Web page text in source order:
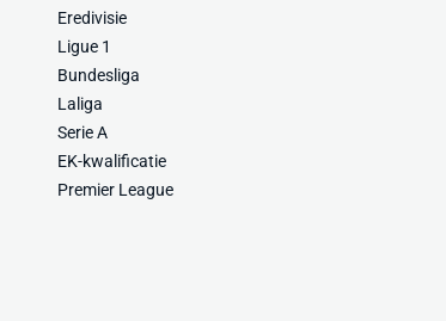
Eredivisie
Ligue 1
Bundesliga
Laliga
Serie A
EK-kwalificatie
Premier League